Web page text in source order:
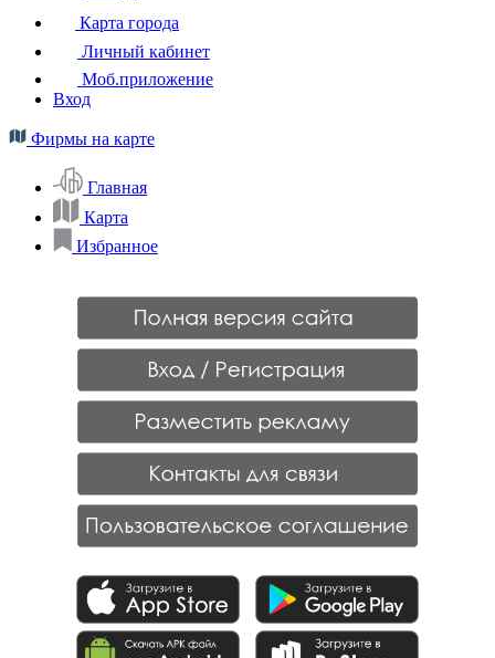
Карта города
Личный кабинет
Моб.приложение
Вход
Фирмы на карте
Главная
Карта
Избранное